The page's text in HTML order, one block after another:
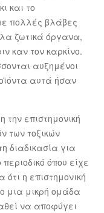
και το
πολλές βλάβες
ζωτικά όργανα,
καν τον καρκίνο.
αυξημένοι
αυτά ήσαν
επιστημονική
των τοξικών
διαδικασία για
όπου είχε
η επιστημονική
μια μικρή ομάδα
να αποφύγει